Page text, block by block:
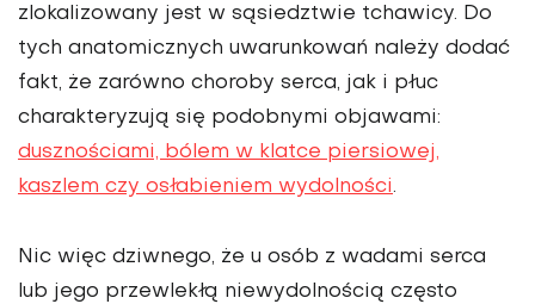
zlokalizowany jest w sąsiedztwie tchawicy. Do
tych anatomicznych uwarunkowań należy dodać
fakt, że zarówno choroby serca, jak i płuc
charakteryzują się podobnymi objawami:
dusznościami, bólem w klatce piersiowej,
kaszlem czy osłabieniem wydolności.
Nic więc dziwnego, że u osób z wadami serca
lub jego przewlekłą niewydolnością często